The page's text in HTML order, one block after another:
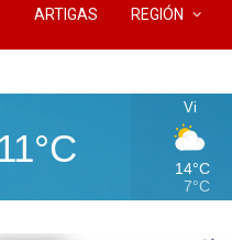
ARTIGAS REGIÓN
Vi
14°C
7°C